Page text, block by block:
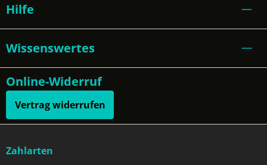
Hilfe
Wissenswertes
Online-Widerruf
Vertrag widerrufen
Zahlarten